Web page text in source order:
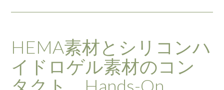
HEMA素材とシリコンハ
イドロゲル素材のコン
タクト Hands-On